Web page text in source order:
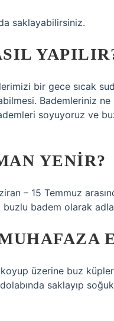
saklayabilirsiniz.
bir gece sıcak
Bademleriniz
soyuyoruz ve
YENIR?
– 15 Temmuz
badem olarak
üzerine buz
saklayıp